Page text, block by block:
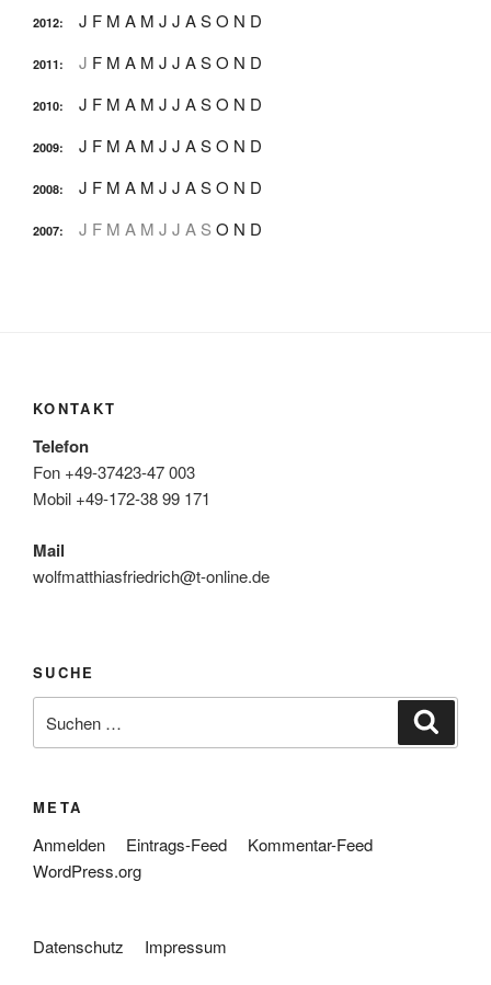
2012: J F M A M J J ASO N D
2011: J F M A M J J ASO N D
2010: J F M A M J J ASO N D
2009: J F M A M J J ASO N D
2008: J F M A M J J ASO N D
2007: J F M A M J J A S O N D
KONTAKT
Telefon
Fon +49-37423-47 003
Mobil +49-172-38 99 171
Mail
wolfmatthiasfriedrich@t-online.de
SUCHE
nach:
META
Anmelden Eintrags-Feed
Kommentar-Feed
WordPress.org
Datenschutz Impressum